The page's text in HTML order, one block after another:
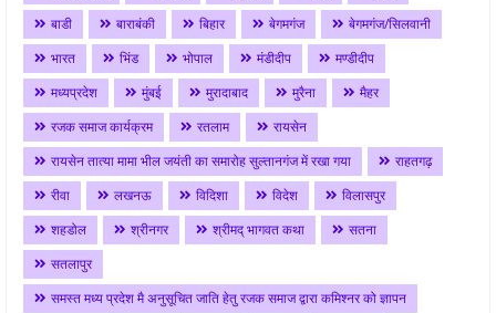
बाडी
बाराबंकी बिहार बेगमगंज
बेगमगंज/सिलवानी
भारत
भिंड भोपाल मंडीदीप
मण्डीदीप
मध्यप्रदेश
मुंबई मुरादाबाद मुरैना
मैहर
रजक समाज कार्यक्रम
रतलाम
रायसेन
रायसेन तात्या मामा भील जयंती का समारोह सुल्तानगंज में रखा गया
राहतगढ़
रीवा
लखनऊ विदिशा विदेश
विलासपुर
शहडोल
श्रीनगर श्रीमद् भागवत कथा
सतना
सतलापुर
समस्त मध्य प्रदेश मै अनुसूचित जाति हेतु रजक समाज द्वारा कमिश्नर को ज्ञापन